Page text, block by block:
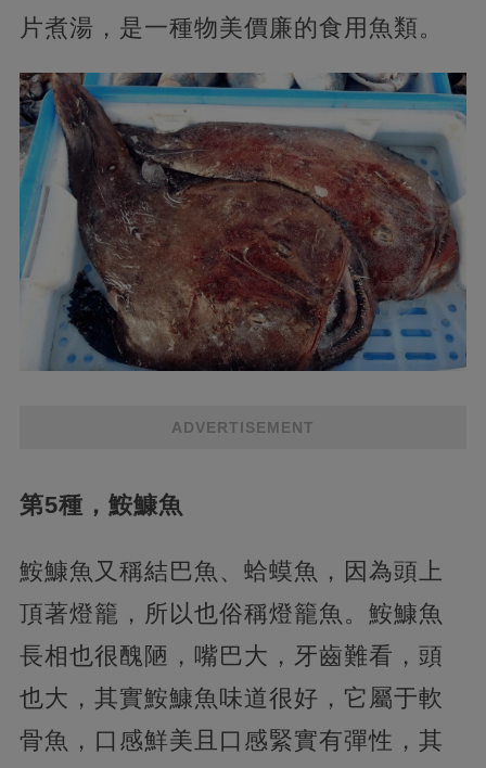
片煮湯，是一種物美價廉的食用魚類。
ADVERTISEMENT
第5種，鮟鱇魚
鮟鱇魚又稱結巴魚、蛤蟆魚，因為頭上
頂著燈籠，所以也俗稱燈籠魚。鮟鱇魚
長相也很醜陋，嘴巴大，牙齒難看，頭
也大，其實鮟鱇魚味道很好，它屬于軟
骨魚，口感鮮美且口感緊實有彈性，其